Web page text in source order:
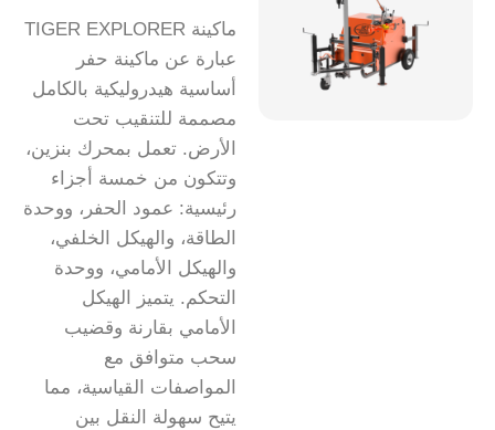
ماكينة TIGER EXPLORER
عبارة عن ماكينة حفر
أساسية هيدروليكية بالكامل
مصممة للتنقيب تحت
الأرض. تعمل بمحرك بنزين،
وتتكون من خمسة أجزاء
رئيسية: عمود الحفر، ووحدة
الطاقة، والهيكل الخلفي،
والهيكل الأمامي، ووحدة
التحكم. يتميز الهيكل
الأمامي بقارنة وقضيب
سحب متوافق مع
المواصفات القياسية، مما
يتيح سهولة النقل بين